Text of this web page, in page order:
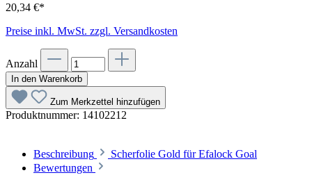
20,34 €*
Preise inkl. MwSt. zzgl. Versandkosten
Anzahl
In den Warenkorb
Zum Merkzettel hinzufügen
Produktnummer: 14102212
Beschreibung
Scherfolie Gold für Efalock Goal
Bewertungen